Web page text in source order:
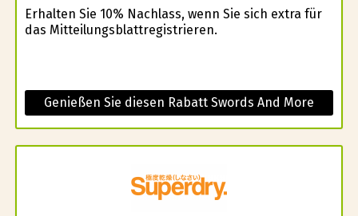
Erhalten Sie 10% Nachlass, wenn Sie sich extra für
das Mitteilungsblattregistrieren.
Genießen Sie diesen Rabatt Swords And More